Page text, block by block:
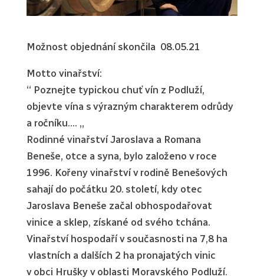
Možnost objednání skončila 08.05.21
Motto vinařství:
“ Poznejte typickou chuť vín z Podluží,
objevte vína s výrazným charakterem odrůdy
a ročníku…. „
Rodinné vinařství Jaroslava a Romana
Beneše, otce a syna, bylo založeno v roce
1996. Kořeny vinařství v rodině Benešových
sahají do počátku 20. století, kdy otec
Jaroslava Beneše začal obhospodařovat
vinice a sklep, získané od svého tchána.
Vinařství hospodaří v současnosti na 7,8 ha
vlastních a dalších 2 ha pronajatých vinic
v obci Hrušky v oblasti Moravského Podluží.